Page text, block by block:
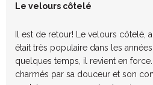
Le velours côtelé
Il est de retour! Le velours côtelé,
était très populaire dans les
quelques temps, il revient en
charmés par sa douceur et son